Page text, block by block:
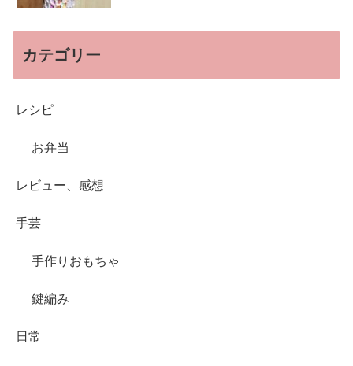
カテゴリー
レシピ
お弁当
レビュー、感想
手芸
手作りおもちゃ
鍵編み
日常